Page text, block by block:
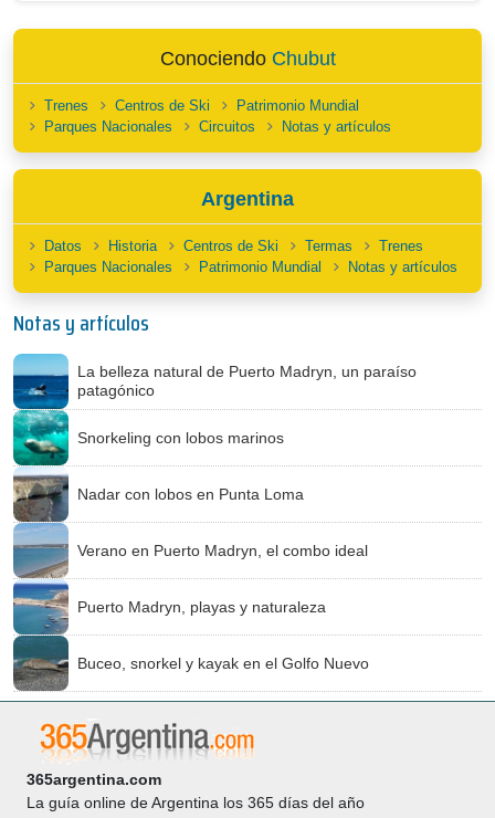
Conociendo Chubut
Trenes Centros de Ski
Patrimonio Mundial
Parques Nacionales
Circuitos Notas y artículos
Argentina
Datos Historia Centros de Ski Termas
Trenes
Parques Nacionales
Patrimonio Mundial Notas y artículos
Notas y artículos
La belleza natural de Puerto Madryn, un paraíso
patagónico
Snorkeling con lobos marinos
Nadar con lobos en Punta Loma
Verano en Puerto Madryn, el combo ideal
Puerto Madryn, playas y naturaleza
Buceo, snorkel y kayak en el Golfo Nuevo
365argentina.com
La guía online de Argentina los 365 días del año